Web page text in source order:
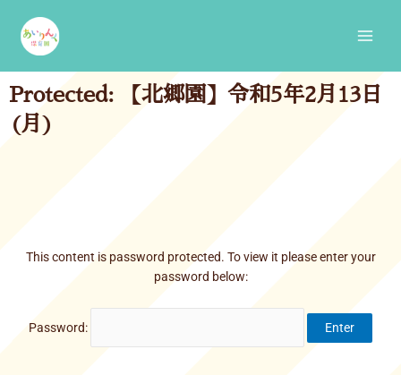
content
Protected: 【北郷園】令和5年2月13日
(月)
This content is password protected. To view it please enter your
password below:
Password: